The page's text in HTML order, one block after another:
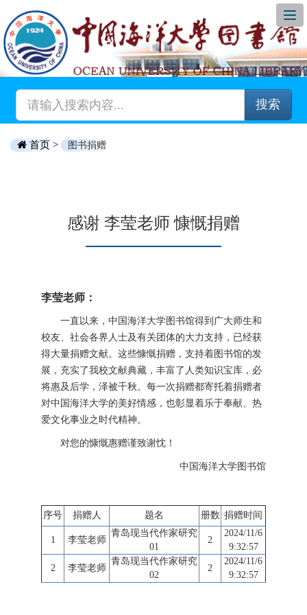
搜索
首页 > 图书捐赠
感谢 李莹老师 慷慨捐赠
李莹老师：
一直以来，中国海洋大学图书馆得到广大师生和
校友、社会各界人士及有关团体的大力支持，已经获
得大量捐赠文献。这些慷慨捐赠，支持着图书馆的发
展，充实了我校文献典藏，丰富了人类知识宝库，必
将惠及后学，泽被千秋。每一次捐赠都寄托着捐赠者
对中国海洋大学的美好情感，也彰显着乐于奉献、热
爱文化事业之时代精神。
对您的慷慨惠赠谨致谢忱！
中国海洋大学图书馆
序号 捐赠人 题名 册数 捐赠时间
1 李莹老师
青岛现当代作家研究
01
2
2024/11/6
9:32:57
2 李莹老师
青岛现当代作家研究
02
2
2024/11/6
9:32:57